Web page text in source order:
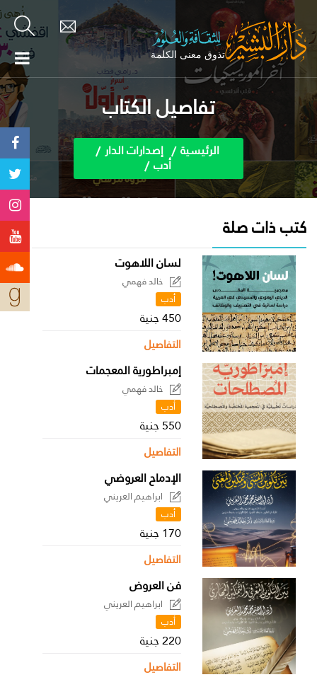
تفاصيل الكتاب
الرئيسية إصدارات الدار
أدب
كتب ذات صلة
لسان اللاهوت
خالد فهمي
أدب
450 جنية
التفاصيل
إمبراطورية المعجمات
خالد فهمي
أدب
550 جنية
التفاصيل
الإدماح العروضي
ابراهيم العريني
أدب
170 جنية
التفاصيل
فن العروض
ابراهيم العريني
أدب
220 جنية
التفاصيل